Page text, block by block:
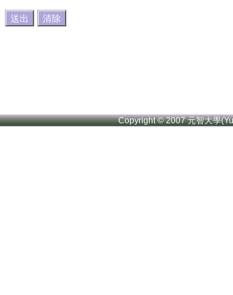
Copyright © 2007 元智大學